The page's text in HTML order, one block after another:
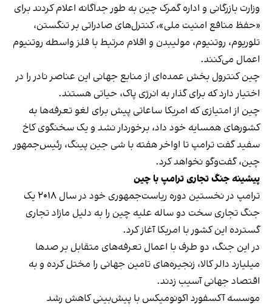
وزارت بازرگانی و اداره گمرک چین به طور جداگانه اعلام کردند برای
«حفظ منافع امنیت ملی»، کنترل‌های صادراتی بر تنگستن،
تلوریوم، روتنیوم، مولیبدن و اقلام مرتبط با فلز واسطه روتنیوم
اعمال می‌کنند.
چین کنترول بخش عمده‌ای از منابع جهانی این عناصر نادر را در
اختیار دارد که برای گذار به انرژی پاک، حیاتی هستند.
چین از امتیازی که امریکا ساعاتی پیش برای لغو تعرفه‌ها به
کشورهای همسایه خود داد، برخوردار نشد و یک سخنگوی کاخ
سفید گفت ترامپ تا اواخر هفته با شی جین‌ پینگ، رئیس‌جمهور
چین، گفت‌وگو نخواهد کرد.
پیشینه جنگ تجاری ترامپ با چین
ترامپ در نخستین دوره ریاست‌جمهوری خود در سال ۲۰۱۸ یک
جنگ تجاری سخت دو ساله علیه چین را به دلیل مازاد تجاری
گسترده این کشور با امریکا آغاز کرد.
در این جنگ، دو طرف با اعمال تعرفه‌های متقابل بر صدها
میلیارد دالر کالا، زنجیره‌های تامین جهانی را مختل کرده و به
اقتصاد جهانی آسیب زدند.
موسسه آکسفورد اکونومیکس با پیش‌بینی کاهش رشد